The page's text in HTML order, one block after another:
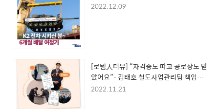
2022.12.09
[로템人터뷰] “자격증도 따고 공로상도 받
았어요”- 김태호 철도사업관리팀 책임매
니저가 강추하는 자격증 이야기
2022.11.21